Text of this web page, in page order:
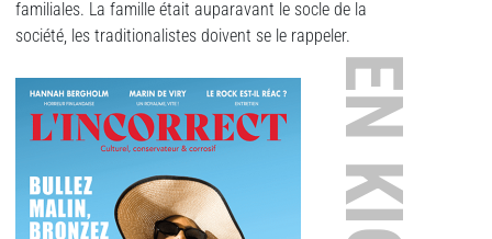
familiales. La famille était auparavant le socle de la
société, les traditionalistes doivent se le rappeler.